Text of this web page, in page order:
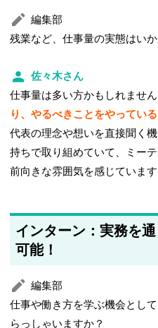
編集部
残業など、仕事量の実態はいか
佐々木さん
仕事量は多い方かもしれませ
り、やるべきことをやってい
代表の理念や想いを直接聞く
持ちで取り組めていて、ミー
前向きな雰囲気を感じています
インターン：実務を
可能！
編集部
仕事や働き方を学ぶ機会とし
らっしゃいますか？